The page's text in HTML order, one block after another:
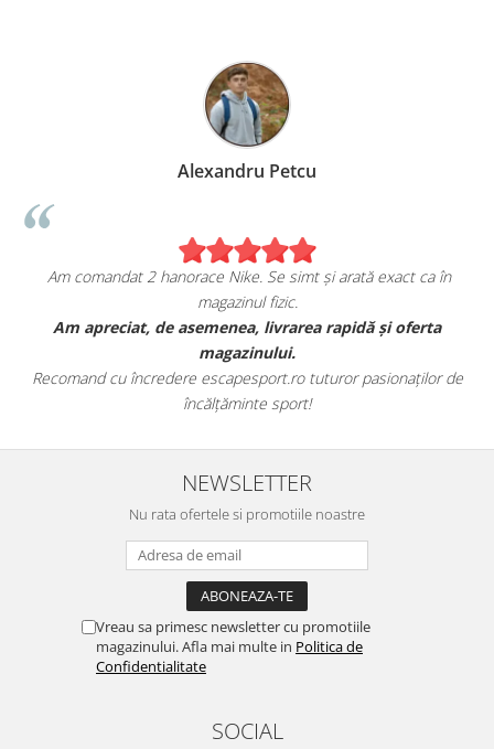
Alexandru Petcu
Am comandat 2 hanorace Nike. Se simt și arată exact ca în
magazinul fizic.
Am apreciat, de asemenea, livrarea rapidă și oferta
magazinului.
Recomand cu încredere escapesport.ro tuturor pasionaților de
încălțăminte sport!
NEWSLETTER
Nu rata ofertele si promotiile noastre
Vreau sa primesc newsletter cu promotiile
magazinului. Afla mai multe in Politica de
Confidentialitate
SOCIAL